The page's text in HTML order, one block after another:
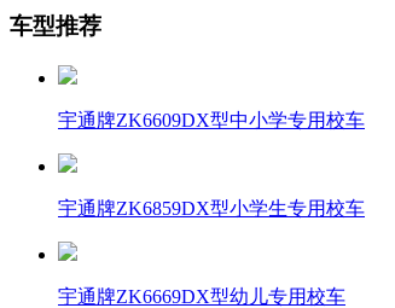
车型推荐
宇通牌ZK6609DX型中小学专用校车
宇通牌ZK6859DX型小学生专用校车
宇通牌ZK6669DX型幼儿专用校车